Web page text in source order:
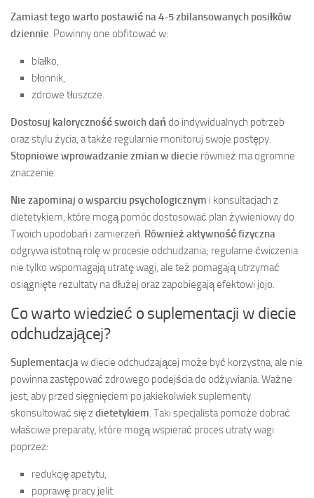
Zamiast tego warto postawić na4-5 zbilansowanych posiłków
dziennie. Powinny one obfitować w:
białko,
błonnik,
zdrowe tłuszcze.
Dostosuj kaloryczność swoich dańdo indywidualnych potrzeb
oraz stylu życia, a także regularnie monitoruj swoje postępy.
Stopniowe wprowadzanie zmian w diecie również ma ogromne
znaczenie.
Nie zapominaj o wsparciu psychologicznym i konsultacjach z
dietetykiem, które mogą pomóc dostosować plan żywieniowy do
Twoich upodobań i zamierzeń. Również aktywność fizyczna
odgrywa istotną rolę w procesie odchudzania; regularne ćwiczenia
nie tylko wspomagają utratę wagi, ale też pomagają utrzymać
osiągnięte rezultaty na dłużej oraz zapobiegają efektowi jojo.
Co warto wiedzieć o suplementacji w diecie
odchudzającej?
Suplementacjaw diecie odchudzającej może być korzystna, ale nie
powinna zastępować zdrowego podejścia do odżywiania. Ważne
jest, aby przed sięgnięciem po jakiekolwiek suplementy
skonsultować się zdietetykiem. Taki specjalista pomoże dobrać
właściwe preparaty, które mogą wspierać proces utraty wagi
poprzez:
redukcję apetytu,
poprawę pracy jelit.